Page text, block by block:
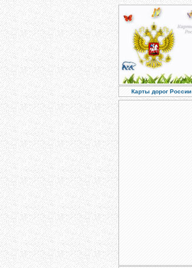
Карты дорог России